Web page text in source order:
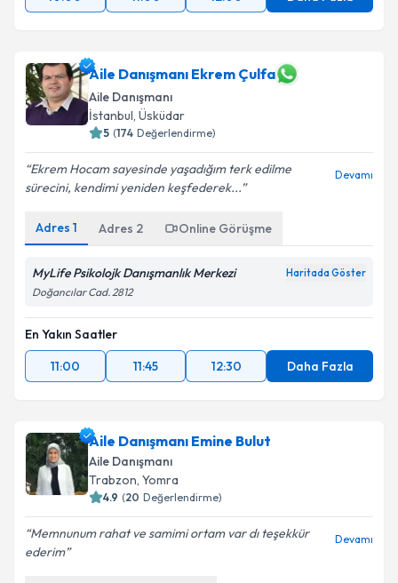
Aile Danışmanı Ekrem Çulfa
Aile Danışmanı
İstanbul, Üsküdar
5 (174 Değerlendirme)
Ekrem Hocam sayesinde yaşadığım terk edilme
sürecini, kendimi yeniden keşfederek...
Devamı
Adres 1 Adres 2 Online Görüşme
MyLife Psikolojk Danışmanlık Merkezi Haritada Göster
Doğancılar Cad. 2812
En Yakın Saatler
11:00
11:45 12:30 Daha Fazla
Aile Danışmanı Emine Bulut
Aile Danışmanı
Trabzon, Yomra
4.9 (20 Değerlendirme)
Memnunum rahat ve samimi ortam var dı teşekkür
ederim
Devamı